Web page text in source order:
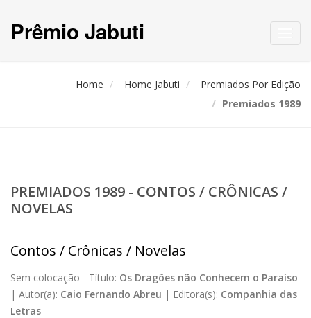
Prêmio Jabuti
Home Home Jabuti
Premiados Por Edição
Premiados 1989
PREMIADOS 1989 - CONTOS / CRÔNICAS /
NOVELAS
Contos / Crônicas / Novelas
Sem colocação - Título: Os Dragões não Conhecem o Paraíso
| Autor(a): Caio Fernando Abreu | Editora(s): Companhia das
Letras